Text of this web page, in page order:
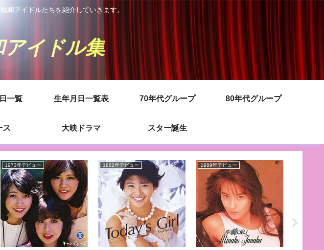
和アイドルたちを紹介していきます。
イドル集
一覧 生年月日一覧表 70年代グループ 80年代グループ
ス 大映ドラマ スター誕生
1973年デビュー 1982年デビュー 1989年デビュー